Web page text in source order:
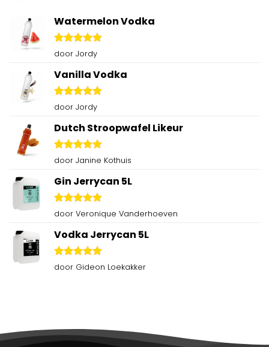
Watermelon Vodka
Gewaardeerd
door Jordy
Vanilla Vodka
Gewaardeerd
door Jordy
Dutch Stroopwafel Likeur
Gewaardeerd
door Janine Kothuis
Gin Jerrycan 5L
Gewaardeerd
door Veronique Vanderhoeven
Vodka Jerrycan 5L
Gewaardeerd
door Gideon Loekakker